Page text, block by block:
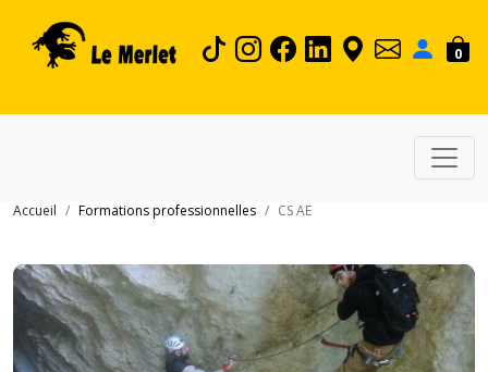
0
Accueil Formations professionnelles CS AE